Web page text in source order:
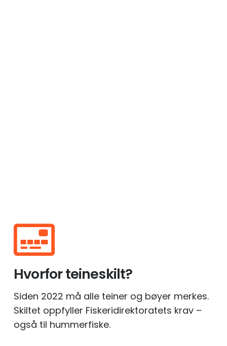
Hvorfor teineskilt?
Siden 2022 må alle teiner og bøyer merkes.
Skiltet oppfyller Fiskeridirektoratets krav –
også til hummerfiske.